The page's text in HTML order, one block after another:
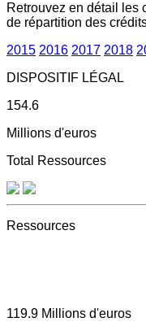
Retrouvez en détail les
de répartition des
2015 2016 2017 2018
DISPOSITIF LÉGAL
154.6
Millions d'euros
Total Ressources
Ressources
119.9 Millions d'euros